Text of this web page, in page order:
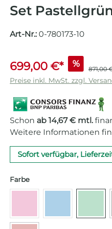
Set
Art-Nr.: 0-780173-10
699,00 €* % 871,00
Preise inkl. MwSt. zzgl.
Schon ab 14,67 € mtl.
Weitere Informationen
Sofort verfügbar,
Farbeauswählen